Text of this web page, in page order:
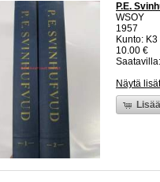
P.E.
WSOY
1957
Kunto:
10.00 €
Näytä